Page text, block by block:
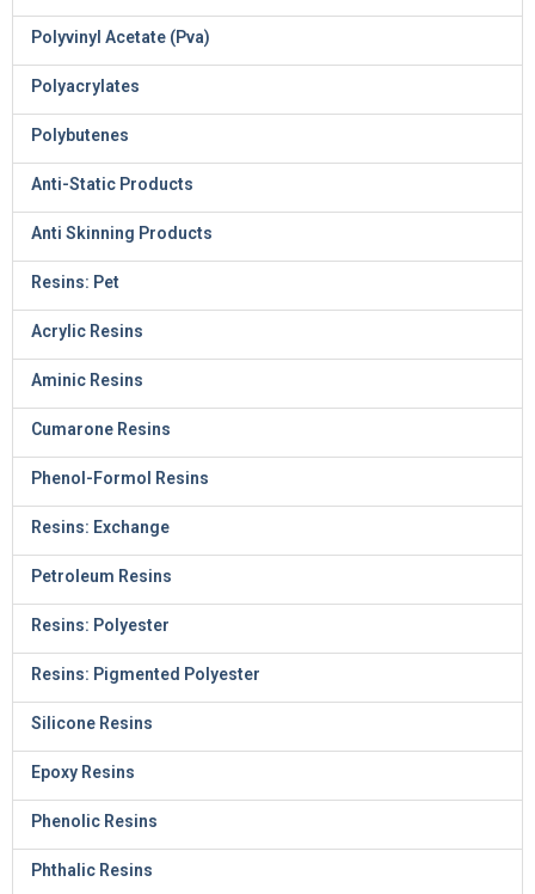
Polyvinyl Acetate (Pva)
Polyacrylates
Polybutenes
Anti-Static Products
Anti Skinning Products
Resins: Pet
Acrylic Resins
Aminic Resins
Cumarone Resins
Phenol-Formol Resins
Resins: Exchange
Petroleum Resins
Resins: Polyester
Resins: Pigmented Polyester
Silicone Resins
Epoxy Resins
Phenolic Resins
Phthalic Resins